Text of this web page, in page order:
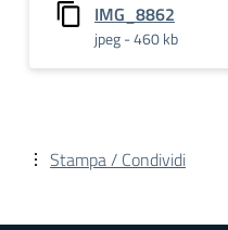
IMG_8862
jpeg - 460 kb
Stampa / Condividi